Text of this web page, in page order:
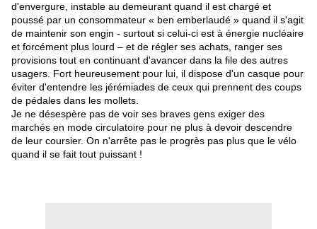
d'envergure, instable au demeurant quand il est chargé et
poussé par un consommateur « ben emberlaudé » quand il s'agit
de maintenir son engin - surtout si celui-ci est à énergie nucléaire
et forcément plus lourd – et de régler ses achats, ranger ses
provisions tout en continuant d'avancer dans la file des autres
usagers. Fort heureusement pour lui, il dispose d'un casque pour
éviter d'entendre les jérémiades de ceux qui prennent des coups
de pédales dans les mollets.
Je ne désespère pas de voir ses braves gens exiger des
marchés en mode circulatoire pour ne plus à devoir descendre
de leur coursier. On n'arrête pas le progrès pas plus que le vélo
quand il se fait tout puissant !